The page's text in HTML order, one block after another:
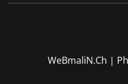
WeBmaliN.Ch |